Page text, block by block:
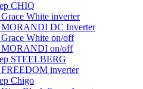
CHIQ
Grace White inverter
MORANDI DC Inverter
Grace White on/off
MORANDI on/off
STEELBERG
FREEDOM inverter
Chigo